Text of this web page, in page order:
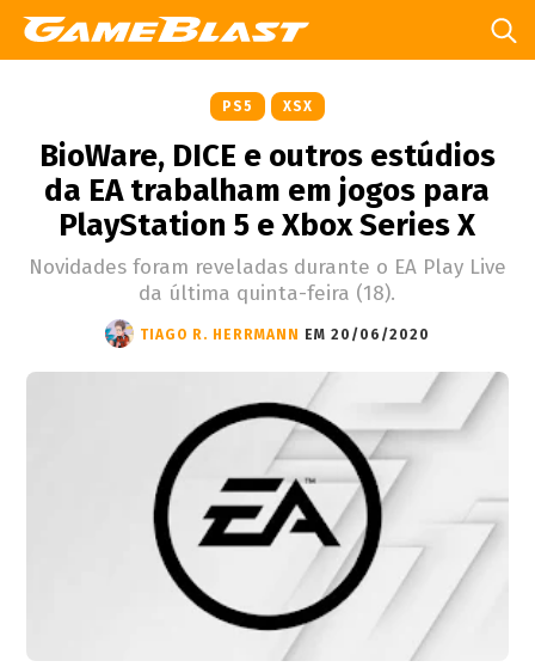
PS5 XSX
BioWare, DICE e outros estúdios
da EA trabalham em jogos para
PlayStation 5 e Xbox Series X
Novidades foram reveladas durante o EA Play Live
da última quinta-feira (18).
TIAGO R. HERRMANN EM 20/06/2020